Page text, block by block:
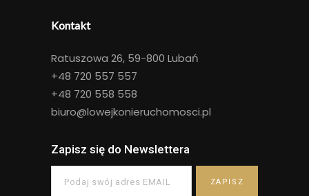
Kontakt
Ratuszowa 26, 59-800 Lubań
+48 720 557 557
+48 720 558 558
biuro@lowejkonieruchomosci.pl
Zapisz się do Newslettera